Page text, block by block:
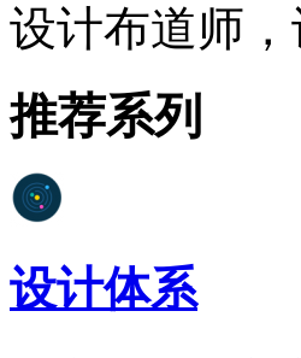
设计布道师
推荐系列
设计体系